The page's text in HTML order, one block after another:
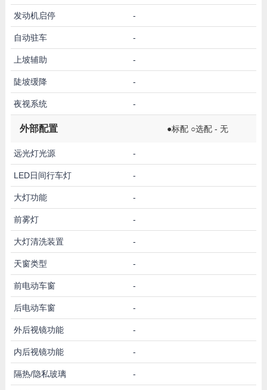
发动机启停 -
自动驻车 -
上坡辅助 -
陡坡缓降 -
夜视系统 -
外部配置 ●标配 ○选配 - 无
远光灯光源 -
LED日间行车灯 -
大灯功能 -
前雾灯 -
大灯清洗装置 -
天窗类型 -
前电动车窗 -
后电动车窗 -
外后视镜功能 -
内后视镜功能 -
隔热/隐私玻璃 -